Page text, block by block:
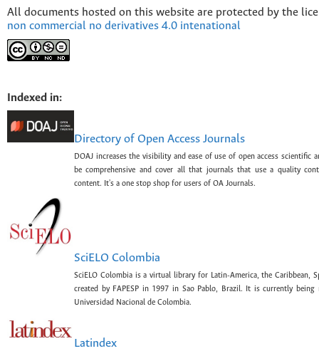
All documents hosted on this website are protected by the
non commercial no derivatives 4.0 intenational
Indexed in:
Directory of Open Access Journals
DOAJ increases the visibility and ease of use of open access scientific
be comprehensive and cover all that journals that use a quality
content. It's a one stop shop for users of OA Journals.
SciELO Colombia
SciELO Colombia is a virtual library for Latin-America, the Caribbean,
created by FAPESP in 1997 in Sao Pablo, Brazil. It is currently being
Universidad Nacional de Colombia.
Latindex